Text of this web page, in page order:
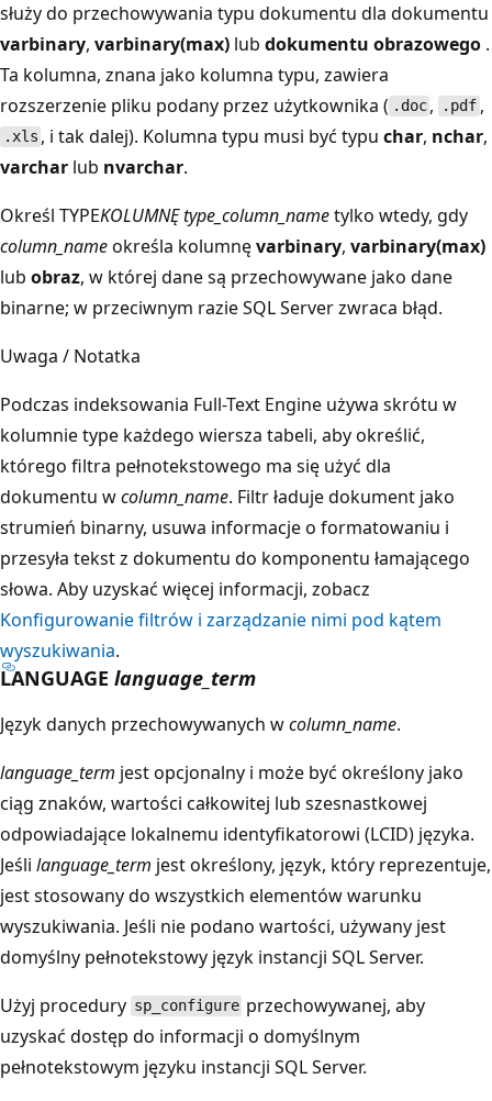
służy do przechowywania typu dokumentu dla dokumentu
varbinary, varbinary(max) lub dokumentu obrazowego .
Ta kolumna, znana jako kolumna typu, zawiera
rozszerzenie pliku podany przez użytkownika ( .doc , .pdf,
.xls , i tak dalej). Kolumna typu musi być typuchar, nchar,
varchar lub nvarchar.
Określ TYPEKOLUMNĘ type_column_nametylko wtedy, gdy
column_nameokreśla kolumnęvarbinary, varbinary(max)
lub obraz, w której dane są przechowywane jako dane
binarne; w przeciwnym razie SQL Server zwraca błąd.
Uwaga / Notatka
Podczas indeksowania Full-Text Engine używa skrótu w
kolumnie type każdego wiersza tabeli, aby określić,
którego filtra pełnotekstowego ma się użyć dla
dokumentu wcolumn_name. Filtr ładuje dokument jako
strumień binarny, usuwa informacje o formatowaniu i
przesyła tekst z dokumentu do komponentu łamającego
słowa. Aby uzyskać więcej informacji, zobacz
Konfigurowanie filtrów i zarządzanie nimi pod kątem
wyszukiwania.
LANGUAGE language_term
Język danych przechowywanych wcolumn_name.
language_term jest opcjonalny i może być określony jako
ciąg znaków, wartości całkowitej lub szesnastkowej
odpowiadające lokalnemu identyfikatorowi (LCID) języka.
Jeśli language_term jest określony, język, który reprezentuje,
jest stosowany do wszystkich elementów warunku
wyszukiwania. Jeśli nie podano wartości, używany jest
domyślny pełnotekstowy język instancji SQL Server.
Użyj procedury sp_configure przechowywanej, aby
uzyskać dostęp do informacji o domyślnym
pełnotekstowym języku instancji SQL Server.